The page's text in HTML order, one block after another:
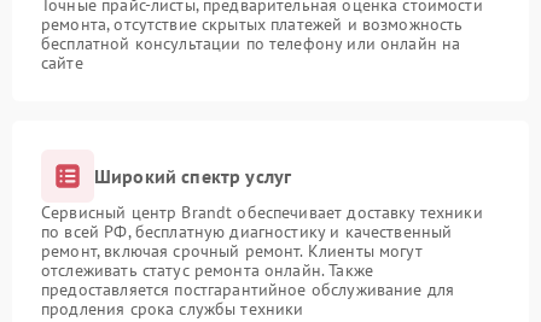
Точные прайс-листы, предварительная оценка стоимости
ремонта, отсутствие скрытых платежей и возможность
бесплатной консультации по телефону или онлайн на
сайте
Широкий спектр услуг
Сервисный центр Brandt обеспечивает доставку техники
по всей РФ, бесплатную диагностику и качественный
ремонт, включая срочный ремонт. Клиенты могут
отслеживать статус ремонта онлайн. Также
предоставляется постгарантийное обслуживание для
продления срока службы техники